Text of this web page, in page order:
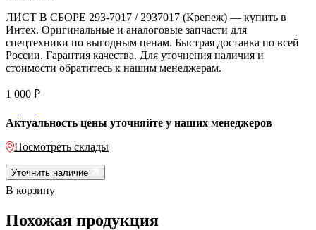
ЛИСТ В СБОРЕ 293-7017 / 2937017 (Крепеж) — купить в
Интех. Оригинальные и аналоговые запчасти для
спецтехники по выгодным ценам. Быстрая доставка по всей
России. Гарантия качества. Для уточнения наличия и
стоимости обратитесь к нашим менеджерам.
1 000 ₽
Актуальность цены уточняйте у наших менеджеров
Посмотреть склады
Уточнить наличие
В корзину
Похожая продукция